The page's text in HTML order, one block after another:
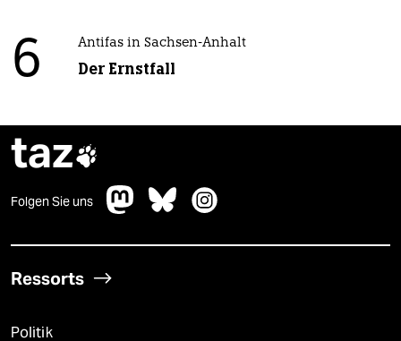
6 Antifas in Sachsen-Anhalt
Der Ernstfall
taz
Folgen Sie uns
Ressorts
Politik